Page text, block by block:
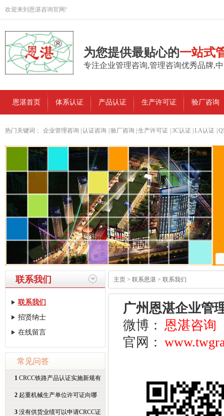
欢迎来到恩湛咨询官网!
为您提供最贴心的一站式
专注企业管理咨询,管理咨询优秀品牌,
恩湛首页 体系认证 产品认证 生产许可证 验厂咨询
热门关键词： 企业管理咨询 认证咨询 验厂咨询 生产许可证 3C认证 LA认证
联系我们
联系我们
招贤纳士
在线留言
常见问答
1 CRCC铁路产品认证实施新规有
哪
2 起重机械生产单位许可证向哪
3 没有供货业绩可以申请CRCC证
主页 > 联系恩湛 > 联系我们
广州恩湛企业管
微博： 恩湛咨询
官网：